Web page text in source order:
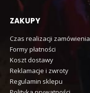
ZAKUPY
Czas realizacji zamówienia
Formy płatności
Koszt dostawy
Reklamacje i zwroty
Regulamin sklepu